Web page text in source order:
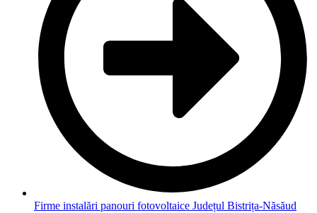
Firme instalări panouri fotovoltaice Județul Bistrița-Năsăud